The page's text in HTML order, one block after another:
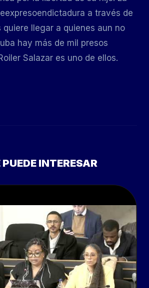
a través de
llegar a quienes aun no
hay más de mil presos
Salazar es uno de ellos.
INTERESAR